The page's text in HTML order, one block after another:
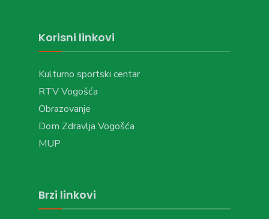
Korisni linkovi
Kulturno sportski centar
RTV Vogošća
Obrazovanje
Dom Zdravlja Vogošća
MUP
Brzi linkovi